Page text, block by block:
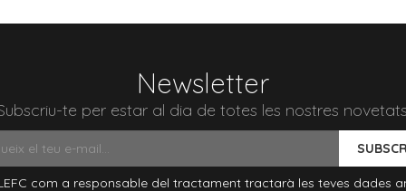
Newsletter
te per estar al dia de totes les nostres
com a responsable del tractament tractarà les teves dades